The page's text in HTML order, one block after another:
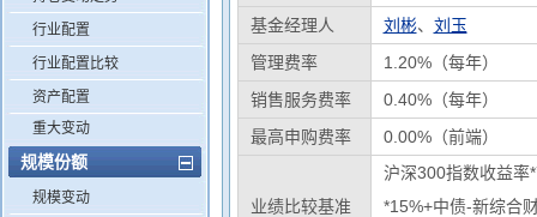
行业配置
行业配置比较
资产配置
重大变动
规模份额
规模变动
基金经理人
刘彬、 刘玉
管理费率
1.20%（每年）
销售服务费率
0.40%（每年）
最高申购费率
0.00%（前端）
业绩比较基准
沪深300指数收益率
*15%+中债-新综合